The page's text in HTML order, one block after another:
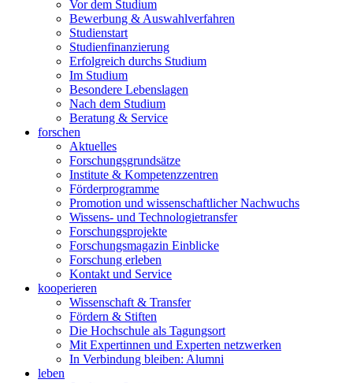
Vor dem Studium
Bewerbung & Auswahlverfahren
Studienstart
Studienfinanzierung
Erfolgreich durchs Studium
Im Studium
Besondere Lebenslagen
Nach dem Studium
Beratung & Service
forschen
Aktuelles
Forschungsgrundsätze
Institute & Kompetenzzentren
Förderprogramme
Promotion und wissenschaftlicher Nachwuchs
Wissens- und Technologietransfer
Forschungsprojekte
Forschungsmagazin Einblicke
Forschung erleben
Kontakt und Service
kooperieren
Wissenschaft & Transfer
Fördern & Stiften
Die Hochschule als Tagungsort
Mit Expertinnen und Experten netzwerken
In Verbindung bleiben: Alumni
leben